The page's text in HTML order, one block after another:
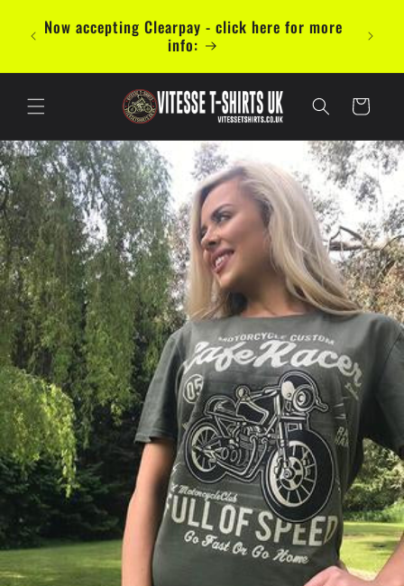
zum
Inhalt
Now accepting Clearpay - click here for more
info:
Warenkorb